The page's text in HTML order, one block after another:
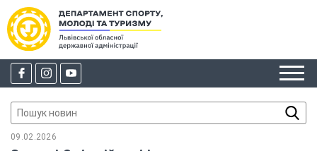
09.02.2026